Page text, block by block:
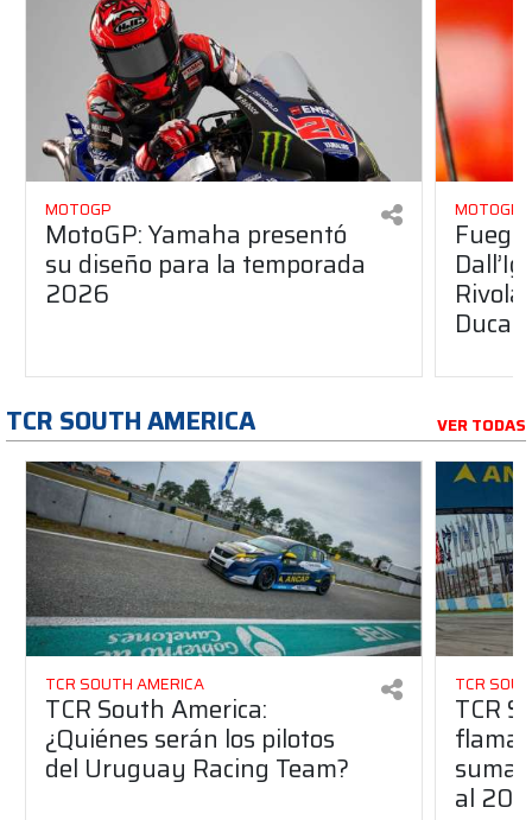
MOTOGP
MotoGP: Yamaha presentó
su diseño para la temporada
2026
MOTOGP
Ducati
TCR SOUTH AMERICA VER TODAS
TCR SOUTH AMERICA
TCR South America:
¿Quiénes serán los pilotos
del Uruguay Racing Team?
TCR
TCR
suma
al